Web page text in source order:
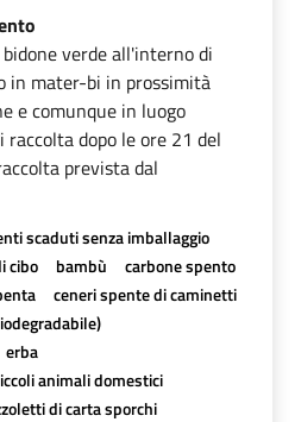
verde all'interno di
in mater-bi in prossimità
e comunque in luogo
raccolta dopo le ore 21 del
prevista dal
scaduti senza imballaggio
cibo bambù
carbone spento
ceneri spente di caminetti
erba
animali domestici
di carta sporchi